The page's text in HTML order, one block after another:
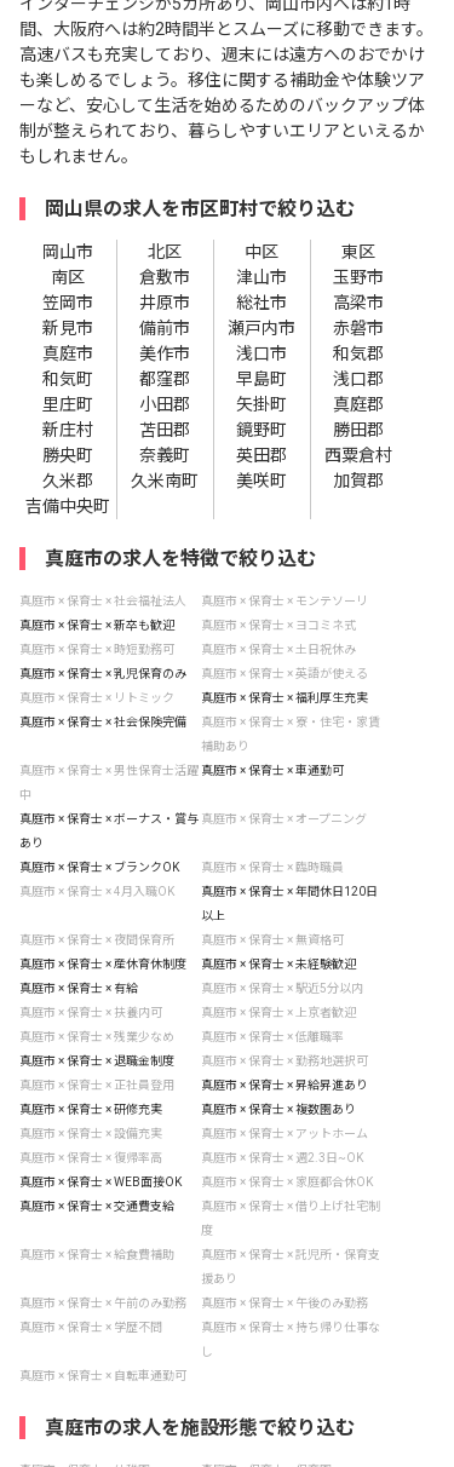
インターチェンジが5カ所あり、岡山市内へは約1時
間、大阪府へは約2時間半とスムーズに移動できます。
高速バスも充実しており、週末には遠方へのおでかけ
も楽しめるでしょう。移住に関する補助金や体験ツア
ーなど、安心して生活を始めるためのバックアップ体
制が整えられており、暮らしやすいエリアといえるか
もしれません。
岡山県の求人を市区町村で絞り込む
岡山市 北区 中区
東区
南区
倉敷市 津山市
玉野市
笠岡市
井原市 総社市
高梁市
新見市
備前市 瀬戸内市
赤磐市
真庭市
美作市 浅口市
和気郡
和気町
都窪郡 早島町
浅口郡
里庄町
小田郡 矢掛町
真庭郡
新庄村
苫田郡 鏡野町
勝田郡
勝央町
奈義町 英田郡
西粟倉村
久米郡
久米南町 美咲町
加賀郡
吉備中央町
真庭市の求人を特徴で絞り込む
真庭市 × 保育士 × 社会福祉法人
真庭市 × 保育士 × モンテソーリ
真庭市 × 保育士 × 新卒も歓迎
真庭市 × 保育士 × ヨコミネ式
真庭市 × 保育士 × 時短勤務可
真庭市 × 保育士 × 土日祝休み
真庭市 × 保育士 × 乳児保育のみ
真庭市 × 保育士 × 英語が使える
真庭市 × 保育士 × リトミック
真庭市 × 保育士 × 福利厚生充実
真庭市 × 保育士 × 社会保険完備
真庭市 × 保育士 × 寮・住宅・家賃
補助あり
真庭市 × 保育士 × 男性保育士活躍
中
真庭市 × 保育士 × 車通勤可
真庭市 × 保育士 × ボーナス・賞与
あり
真庭市 × 保育士 × オープニング
真庭市 × 保育士 × ブランクOK
真庭市 × 保育士 × 臨時職員
真庭市 × 保育士 × 4月入職OK
真庭市 × 保育士 × 年間休日120日
以上
真庭市 × 保育士 × 夜間保育所
真庭市 × 保育士 × 無資格可
真庭市 × 保育士 × 産休育休制度
真庭市 × 保育士 × 未経験歓迎
真庭市 × 保育士 × 有給
真庭市 × 保育士 × 駅近5分以内
真庭市 × 保育士 × 扶養内可
真庭市 × 保育士 × 上京者歓迎
真庭市 × 保育士 × 残業少なめ
真庭市 × 保育士 × 低離職率
真庭市 × 保育士 × 退職金制度
真庭市 × 保育士 × 勤務地選択可
真庭市 × 保育士 × 正社員登用
真庭市 × 保育士 × 昇給昇進あり
真庭市 × 保育士 × 研修充実
真庭市 × 保育士 × 複数園あり
真庭市 × 保育士 × 設備充実
真庭市 × 保育士 × アットホーム
真庭市 × 保育士 × 復帰率高
真庭市 × 保育士 × 週2.3日~OK
真庭市 × 保育士 × WEB面接OK
真庭市 × 保育士 × 家庭都合休OK
真庭市 × 保育士 × 交通費支給
真庭市 × 保育士 × 借り上げ社宅制
度
真庭市 × 保育士 × 給食費補助
真庭市 × 保育士 × 託児所・保育支
援あり
真庭市 × 保育士 × 午前のみ勤務
真庭市 × 保育士 × 午後のみ勤務
真庭市 × 保育士 × 学歴不問
真庭市 × 保育士 × 持ち帰り仕事な
し
真庭市 × 保育士 × 自転車通勤可
真庭市の求人を施設形態で絞り込む